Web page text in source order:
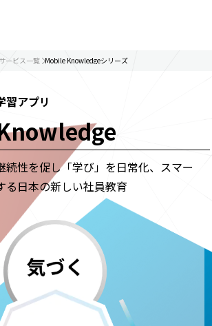
ービス一覧 Mobile Knowledgeシリーズ
習アプリ
続性を促し「学び」を日常化、スマー
る日本の新しい社員教育